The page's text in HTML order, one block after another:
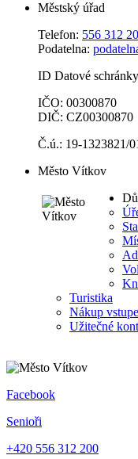
Městský úřad
Telefon: 556 312
Podatelna:
ID Datové
IČO: 00300870
DIČ: CZ00300870
Č.ú.: 19-1323821/
Město Vítkov
Turistika
Nákup
Užitečné
Facebook
Senioři
+420 556 312 200